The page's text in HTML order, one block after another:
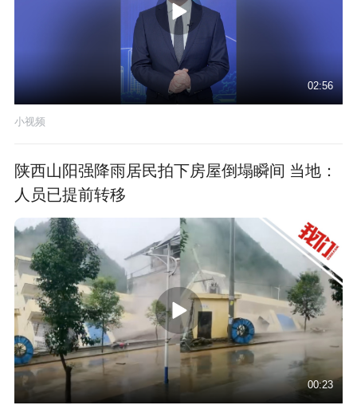
02:56
小视频
陕西山阳强降雨居民拍下房屋倒塌瞬间 当地：
人员已提前转移
00:23